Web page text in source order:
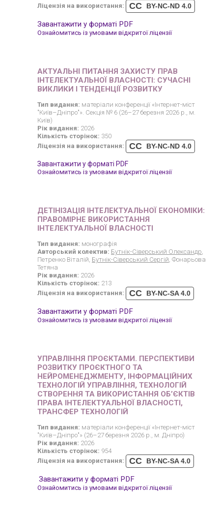
Ліцензія на використання:
CC BY-NC-ND 4.0
Завантажити у форматі PDF
Ознайомитись із умовами відкритої ліцензії
АКТУАЛЬНІ ПИТАННЯ ЗАХИСТУ ПРАВ
ІНТЕЛЕКТУАЛЬНОЇ ВЛАСНОСТІ: СУЧАСНІ
ВИКЛИКИ І ТЕНДЕНЦІЇ РОЗВИТКУ
Тип видання: матеріали конференції «Інтернет-міст
"Київ–Дніпро"». Секція № 6 (26–27 березня 2026 р., м.
Київ)
Рік видання: 2026
Кількість сторінок: 350
Ліцензія на використання:
CC BY-NC-ND 4.0
Завантажити у форматі PDF
Ознайомитись із умовами відкритої ліцензії
ДЕТІНІЗАЦІЯ ІНТЕЛЕКТУАЛЬНОЇ ЕКОНОМІКИ:
ПРАВОМІРНЕ ВИКОРИСТАННЯ
ІНТЕЛЕКТУАЛЬНОЇ ВЛАСНОСТІ
Тип видання: монографія
Авторський колектив: Бутнік-Сіверський Олександр
Петренко Віталій, Бутнік-Сіверський Сергій , Фонарьова
Тетяна
Рік видання: 2026
Кількість сторінок: 213
Ліцензія на використання:
CC BY-NC-SA 4.0
Завантажити у форматі PDF
Ознайомитись із умовами відкритої ліцензії
УПРАВЛІННЯ ПРОЄКТАМИ. ПЕРСПЕКТИВИ
РОЗВИТКУ ПРОЄКТНОГО ТА
НЕЙРОМЕНЕДЖМЕНТУ, ІНФОРМАЦІЙНИХ
ТЕХНОЛОГІЙ УПРАВЛІННЯ, ТЕХНОЛОГІЙ
СТВОРЕННЯ ТА ВИКОРИСТАННЯ ОБ’ЄКТІВ
ПРАВА ІНТЕЛЕКТУАЛЬНОЇ ВЛАСНОСТІ,
ТРАНСФЕР ТЕХНОЛОГІЙ
Тип видання: матеріали конференції «Інтернет-міст
"Київ–Дніпро"» (26–27 березня 2026 р., м. Дніпро)
Рік видання: 2026
Кількість сторінок: 954
Ліцензія на використання:
CC BY-NC-SA 4.0
Завантажити у форматі PDF
Ознайомитись із умовами відкритої ліцензії